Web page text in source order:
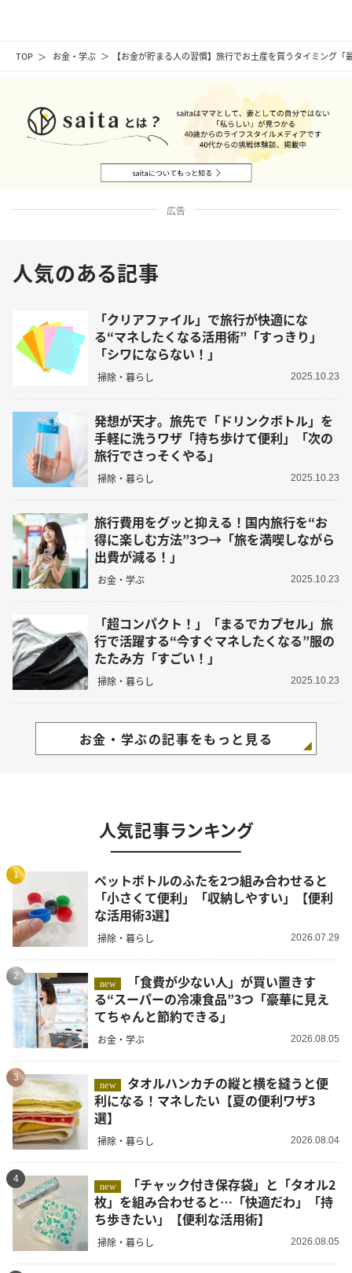
TOP お金・学ぶ 【お金が貯まる人の習慣】旅行でお土産を買うタイミング
広告
人気のある記事
「クリアファイル」で旅行が快適にな
る“マネしたくなる活用術”「すっきり」
「シワにならない！」
掃除・暮らし 2025.10.23
発想が天才。旅先で「ドリンクボトル」を
手軽に洗うワザ「持ち歩けて便利」「次の
旅行でさっそくやる」
掃除・暮らし 2025.10.23
旅行費用をグッと抑える！国内旅行を“お
得に楽しむ方法”3つ→「旅を満喫しながら
出費が減る！」
お金・学ぶ 2025.10.23
「超コンパクト！」「まるでカプセル」旅
行で活躍する“今すぐマネしたくなる”服の
たたみ方「すごい！」
掃除・暮らし 2025.10.23
お金・学ぶの記事をもっと見る
人気記事ランキング
1
ペットボトルのふたを2つ組み合わせると
「小さくて便利」「収納しやすい」【便利
な活用術3選】
掃除・暮らし 2026.07.29
2
new
る“スーパーの冷凍食品”3つ「豪華に見え
てちゃんと節約できる」
お金・学ぶ 2026.08.05
3
new
利になる！マネしたい【夏の便利ワザ3
選】
掃除・暮らし 2026.08.04
4
new
枚」を組み合わせると…「快適だわ」「持
ち歩きたい」【便利な活用術】
掃除・暮らし 2026.08.05